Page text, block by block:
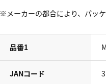
※メーカーの都合により、パッ
品番1
JANコード